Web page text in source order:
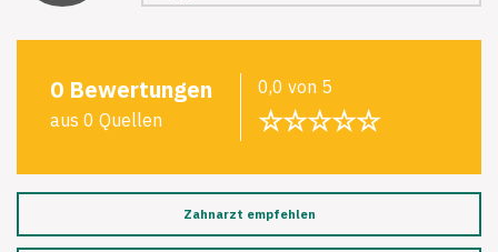
0 Bewertungen
aus 0 Quellen
0,0 von 5
☆☆☆☆☆
Zahnarzt empfehlen